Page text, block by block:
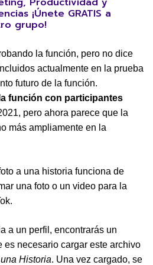
¡Únete GRATIS a
grupo!
la función, pero no dice
actualmente en la prueba
futuro de la función.
función con participantes
pero ahora parece que la
más ampliamente en la
a una historia funciona de
una foto o un video para la
a un perfil, encontrarás un
es necesario cargar este archivo
Historia. Una vez cargado, se